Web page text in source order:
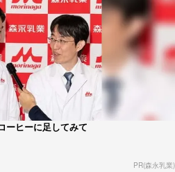
ーヒーに足してみて
PR(森永乳業)